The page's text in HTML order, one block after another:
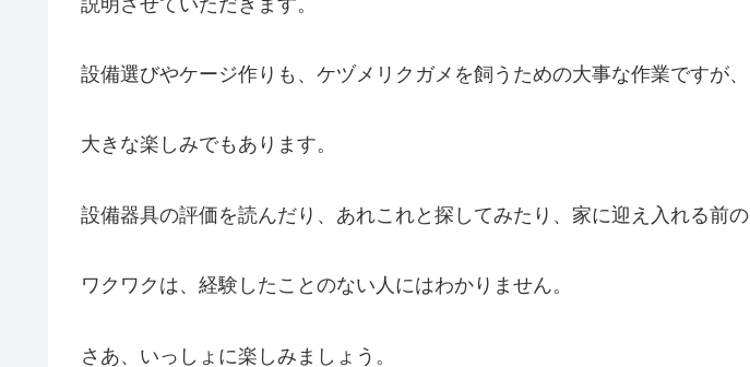
設備選びやケージ作りも、ケヅメリクガメを飼うための大事な作業ですが、
大きな楽しみでもあります。
設備器具の評価を読んだり、あれこれと探してみたり、家に迎え入れる前の
ワクワクは、経験したことのない人にはわかりません。
さあ、いっしょに楽しみましょう。